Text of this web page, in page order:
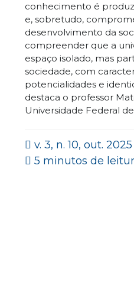
conhecimento é
e, sobretudo,
desenvolvimento da
compreender que a
espaço isolado, mas
sociedade, com
potencialidades e
destaca o professor
Universidade Federal
v. 3, n. 10, out. 2025
5 minutos de